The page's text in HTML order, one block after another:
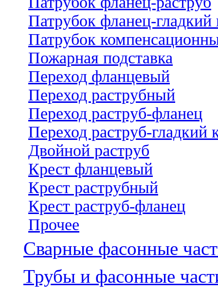
Патрубок фланец-гладкий
Патрубок
Пожарная подставка
Переход фланцевый
Переход раструбный
Переход раструб-фланец
Переход раструб-гладкий
Двойной раструб
Крест фланцевый
Крест раструбный
Крест раструб-фланец
Прочее
Сварные фасонные
Трубы и фасонные